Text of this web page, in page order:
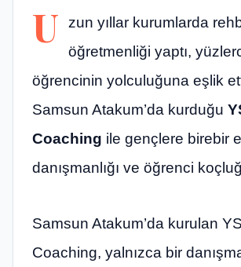
U
zun yıllar kurumlarda
öğretmenliği yaptı,
öğrencinin yolculuğuna eşlik
Samsun Atakum’da kurduğu
Coaching ile gençlere birebir
danışmanlığı ve öğrenci
Samsun Atakum’da kurulan
Coaching, yalnızca bir